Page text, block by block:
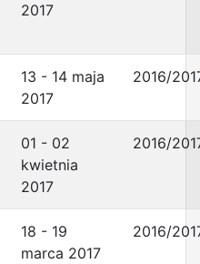
2017
13 - 14 maja
2017
2016/
01 - 02
kwietnia
2017
2016/
18 - 19
marca 2017
2016/